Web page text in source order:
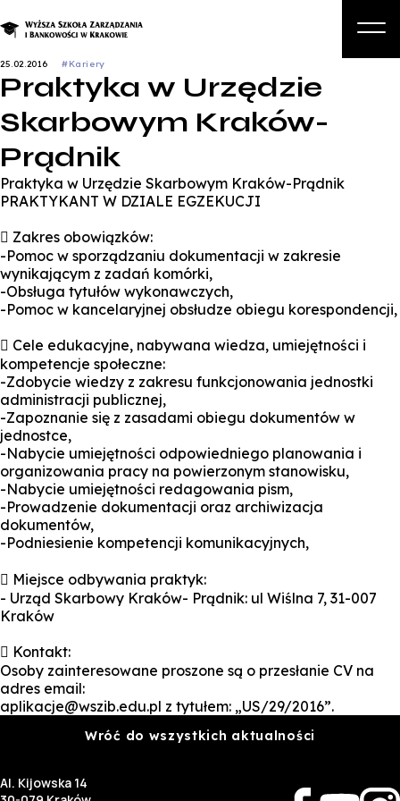
Zapisz się na studia
25.02.2016 #Kariery
Praktyka w Urzędzie
Skarbowym Kraków-
Prądnik
Praktyka w Urzędzie Skarbowym Kraków-Prądnik
PRAKTYKANT W DZIALE EGZEKUCJI
 Zakres obowiązków:
-Pomoc w sporządzaniu dokumentacji w zakresie
wynikającym z zadań komórki,
-Obsługa tytułów wykonawczych,
-Pomoc w kancelaryjnej obsłudze obiegu korespondencji,
 Cele edukacyjne, nabywana wiedza, umiejętności i
kompetencje społeczne:
-Zdobycie wiedzy z zakresu funkcjonowania jednostki
administracji publicznej,
-Zapoznanie się z zasadami obiegu dokumentów w
jednostce,
-Nabycie umiejętności odpowiedniego planowania i
organizowania pracy na powierzonym stanowisku,
-Nabycie umiejętności redagowania pism,
-Prowadzenie dokumentacji oraz archiwizacja
dokumentów,
-Podniesienie kompetencji komunikacyjnych,
 Miejsce odbywania praktyk:
- Urząd Skarbowy Kraków- Prądnik: ul Wiślna 7, 31-007
Kraków
 Kontakt:
Osoby zainteresowane proszone są o przesłanie CV na
adres email:
aplikacje@wszib.edu.pl z tytułem: „US/29/2016”.
Wróć do wszystkich aktualności
Al. Kijowska 14